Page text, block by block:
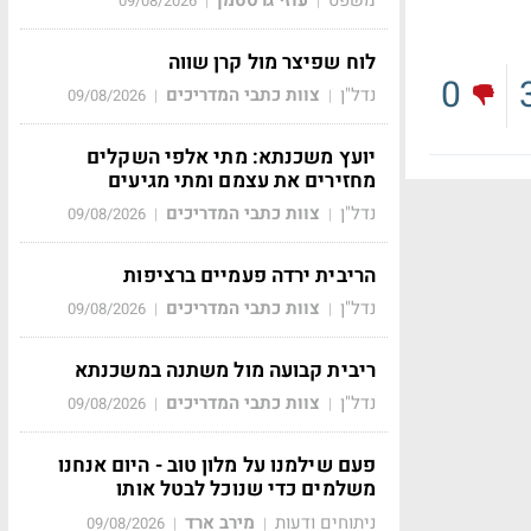
0
לוח שפיצר מול קרן שווה
נדל"ן | צוות כתבי המדריכים |
09/08/2026
יועץ משכנתא: מתי אלפי השקלים
מחזירים את עצמם ומתי מגיעים
נדל"ן | צוות כתבי המדריכים |
09/08/2026
הריבית ירדה פעמיים ברציפות
נדל"ן | צוות כתבי המדריכים |
09/08/2026
ריבית קבועה מול משתנה במשכנתא
נדל"ן | צוות כתבי המדריכים |
09/08/2026
פעם שילמנו על מלון טוב - היום אנחנו
משלמים כדי שנוכל לבטל אותו
ניתוחים ודעות | מירב ארד |
09/08/2026